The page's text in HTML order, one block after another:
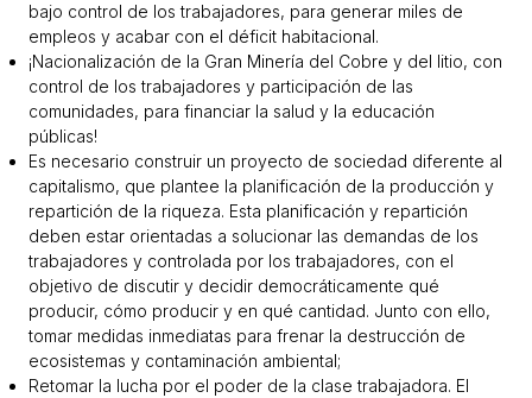
bajo control de los trabajadores, para generar miles de
empleos y acabar con el déficit habitacional.
¡Nacionalización de la Gran Minería del Cobre y del litio, con
control de los trabajadores y participación de las
comunidades, para financiar la salud y la educación
públicas!
Es necesario construir un proyecto de sociedad diferente al
capitalismo, que plantee la planificación de la producción y
repartición de la riqueza. Esta planificación y repartición
deben estar orientadas a solucionar las demandas de los
trabajadores y controlada por los trabajadores, con el
objetivo de discutir y decidir democráticamente qué
producir, cómo producir y en qué cantidad. Junto con ello,
tomar medidas inmediatas para frenar la destrucción de
ecosistemas y contaminación ambiental;
Retomar la lucha por el poder de la clase trabajadora. El